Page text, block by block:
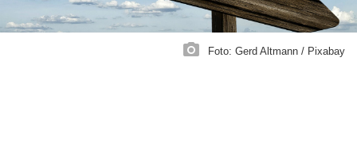
Foto: Gerd Altmann / Pixabay